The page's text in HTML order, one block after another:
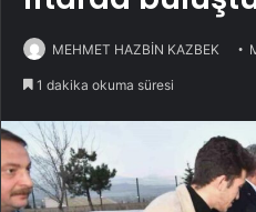
MEHMET HAZBİN KAZBEK
1 dakika okuma süresi